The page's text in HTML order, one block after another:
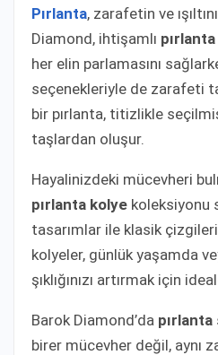
Pırlanta, zarafetin ve
Diamond, ihtişamlı
her elin parlamasını
seçenekleriyle de zarafeti
bir pırlanta, titizlikle
taşlardan oluşur.
Hayalinizdeki mücevheri
pırlanta kolye koleksiyonu
tasarımlar ile klasik
kolyeler, günlük yaşamda
şıklığınızı artırmak için
Barok Diamond’da pırlanta
birer mücevher değil, aynı